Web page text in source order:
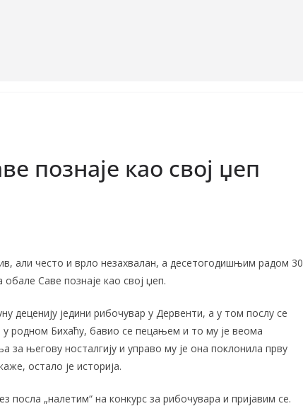
познаје као свој џеп
али често и врло незахвалан, а десетогодишњим радом 30
Саве познаје као свој џеп.
деценију једини рибочувар у Дервенти, а у том послу се
родном Бихаћу, бавио се пецањем и то му је веома
за његову носталгију и управо му је она поклонила прву
остало је историја.
посла „налетим“ на конкурс за рибочувара и пријавим се.